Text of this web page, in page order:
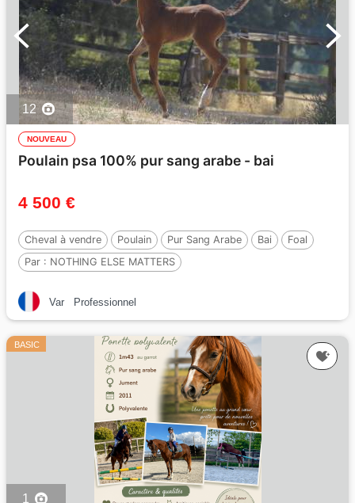
12
NOUVEAU
Poulain psa 100% pur sang arabe - bai
4 500 €
Cheval à vendre Poulain Pur Sang Arabe Bai
Foal
Par : NOTHING ELSE MATTERS
Var Professionnel
BASIC
1